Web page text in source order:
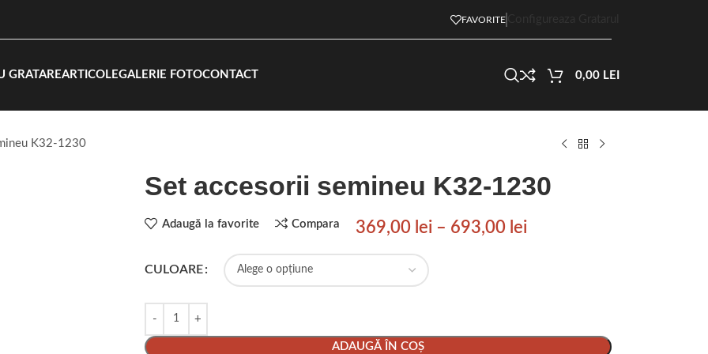
FAVORITE
GRATAREARTICOLEGALERIE FOTOCONTACT 0,00 LEI
K32-1230
Set accesorii semineu K32-1230
Adaugă la favorite Compara 369,00 lei – 693,00 lei
CULOARE
ADAUGĂ ÎN COȘ